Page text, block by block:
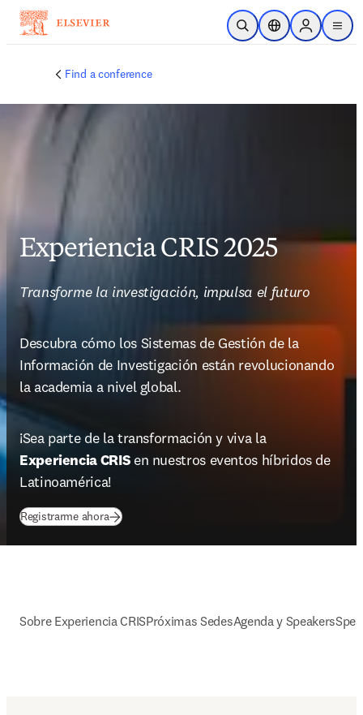
Skip to main content
Open SearchLocation Selector
Sign in to
menu
Find a conference
Experiencia CRIS 2025
Transforme la investigación, impulsa el futuro
Descubra cómo los Sistemas de Gestión de la
Información de Investigación están revolucionando
la academia a nivel global.
¡Sea parte de la transformación y viva la
Experiencia CRIS en nuestros eventos híbridos de
Latinoamérica!
Registrarme ahora(opens in new tab/window
Sobre Experiencia CRISPróximas SedesAgenda y Speakers